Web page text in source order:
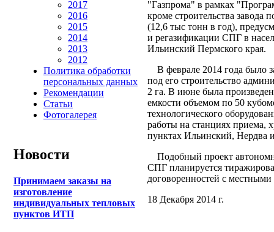
2017
2016
2015
2014
2013
2012
Политика обработки
персональных данных
Рекомендации
Статьи
Фотогалерея
Новости
Принимаем заказы на
изготовление
индивидуальных тепловых
пунктов ИТП
"Газпрома" в рамках
кроме строительства
(12,6 тыс тонн в год),
и регазификации СПГ в
Ильинский Пермского края.
В феврале 2014 года было
под его строительство
2 га. В июне была
емкости объемом по 50
технологического
работы на станциях приема,
пунктах Ильинский, Нердва
Подобный проект
СПГ планируется
договоренностей с местными
18 Декабря 2014 г.